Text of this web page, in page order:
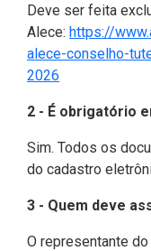
Deve ser feita
Alece: https://
alece-conselho-
2026
2 - É obrigatório
Sim. Todos os
do cadastro
3 - Quem deve
O representante